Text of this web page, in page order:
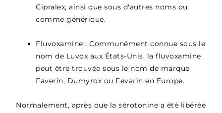
Cipralex, ainsi que sous d'autres noms ou
comme générique.
Fluvoxamine : Communément connue sous le
nom de Luvox aux États-Unis, la fluvoxamine
peut être trouvée sous le nom de marque
Faverin, Dumyrox ou Fevarin en Europe.
Normalement, après que la sérotonine a été libérée